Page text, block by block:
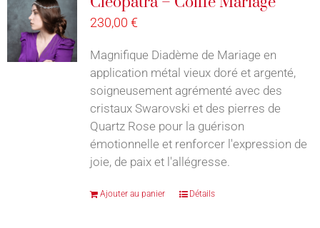
230,00 €
Magnifique Diadème de Mariage en
application métal vieux doré et argenté,
soigneusement agrémenté avec des
cristaux Swarovski et des pierres de
Quartz Rose pour la guérison
émotionnelle et renforcer l'expression de
joie, de paix et l'allégresse.
Ajouter au panier Détails